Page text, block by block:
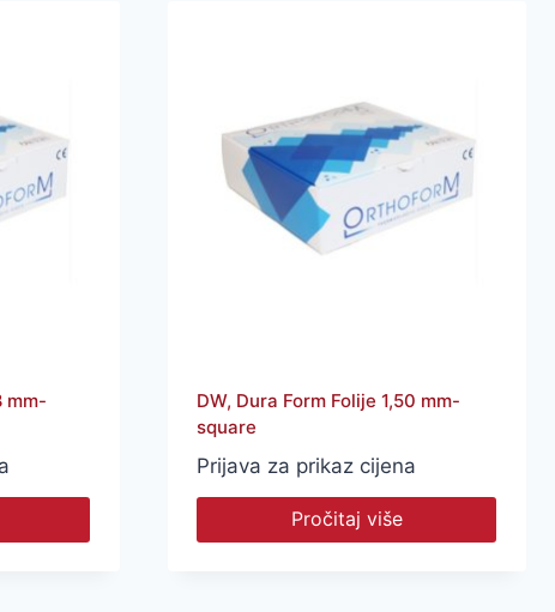
mm-
DW, Dura Form Folije 1,50 mm-
square
Prijava za prikaz cijena
Pročitaj više